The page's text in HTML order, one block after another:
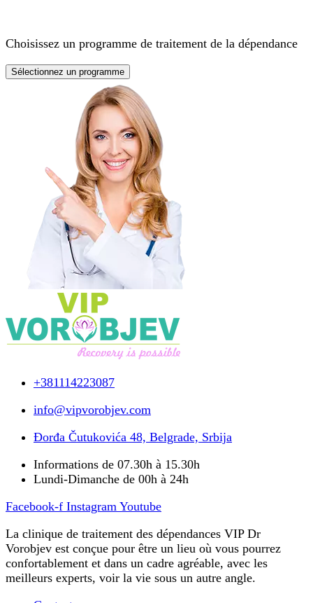
Choisissez un programme de traitement de la dépendance
Sélectionnez un programme
+381114223087
info@vipvorobjev.com
Đorđa Čutukovića 48, Belgrade, Srbija
Informations de 07.30h à 15.30h
Lundi-Dimanche de 00h à 24h
Facebook-f Instagram Youtube
La clinique de traitement des dépendances VIP Dr
Vorobjev est conçue pour être un lieu où vous pourrez
confortablement et dans un cadre agréable, avec les
meilleurs experts, voir la vie sous un autre angle.